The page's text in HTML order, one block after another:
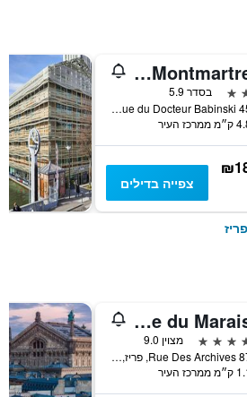
ibis budget Paris Porte de Montmartre
בסדר 5.9
45 Rue du Docteur Babinski, פריז, צרפת
העיר
צפייה בדילים
La Chambre du Marais
מצוין 9.0
87 Rue Des Archives, פריז, צרפת
ממרכז העיר